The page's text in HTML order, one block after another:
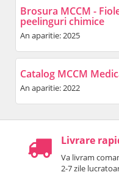
Brosura MCCM -
peelinguri chimice
An aparitie: 2025
Catalog MCCM
An aparitie: 2022
Livrare
Va livram
2-7 zile